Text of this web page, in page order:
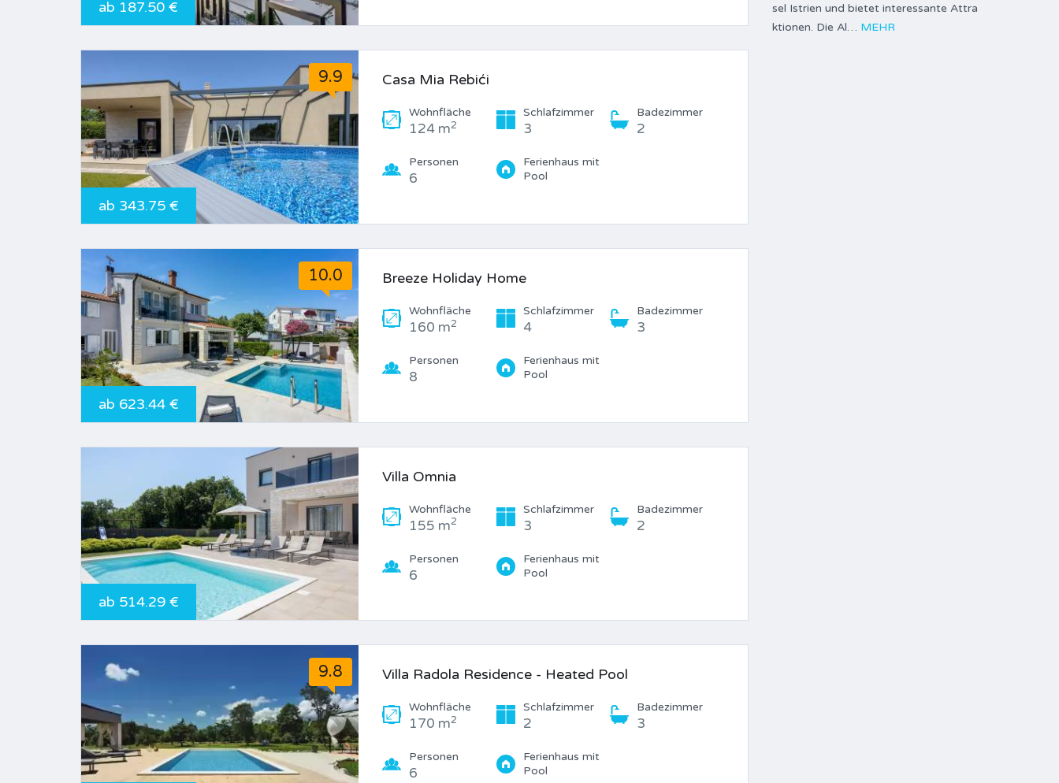
ab 187.50 €
9.9
ab 343.75 €
Casa Mia Rebići
Wohnfläche
124 m2
Schlafzimmer
3
Badezimmer
2
Personen
6
Ferienhaus mit
Pool
10.0
ab 623.44 €
Breeze Holiday Home
Wohnfläche
160 m2
Schlafzimmer
4
Badezimmer
3
Personen
8
Ferienhaus mit
Pool
ab 514.29 €
Villa Omnia
Wohnfläche
155 m2
Schlafzimmer
3
Badezimmer
2
Personen
6
Ferienhaus mit
Pool
9.8 Villa Radola Residence - Heated Pool
Wohnfläche
170 m2
Schlafzimmer
2
Badezimmer
3
Personen
6
Ferienhaus mit
Pool
sel Istrien und bietet interessante Attra
ktionen. Die Al… MEHR